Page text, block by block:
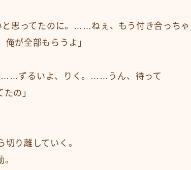
思ってたのに。……ねぇ、もう付き合っちゃ
が全部もらうよ」
ずるいよ、りく。……うん、待って
の」
り離していく。